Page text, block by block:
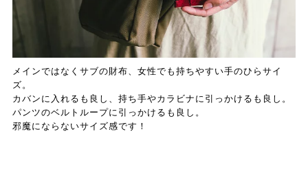
メインではなくサブの財布、女性でも持ちやすい手のひらサイ
ズ。
カバンに入れるも良し、持ち手やカラビナに引っかけるも良し。
パンツのベルトループに引っかけるも良し。
邪魔にならないサイズ感です！